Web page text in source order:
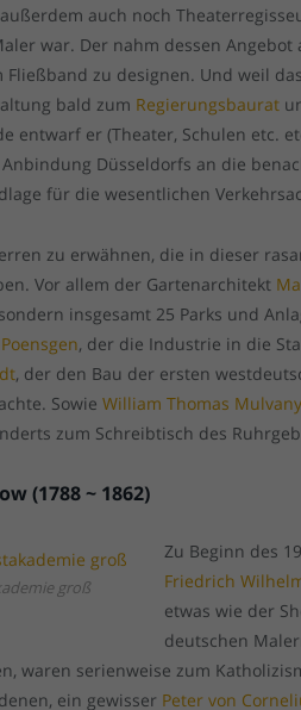
auch noch
war. Der nahm dessen Angebot
zu designen. Und weil
bald zum Regierungsbaurat
entwarf er (Theater, Schulen etc.
Düsseldorfs an die
für die wesentlichen
zu erwähnen, die in dieser
Vor allem der Gartenarchitekt
insgesamt 25 Parks und
, der die Industrie in die
, der den Bau der ersten
SowieWilliam Thomas Mulvany
zum Schreibtisch des
(1788 ~ 1862)
groß
Zu Beginn des
Friedrich
etwas wie der
deutschen
waren serienweise zum
ein gewisser Peter von